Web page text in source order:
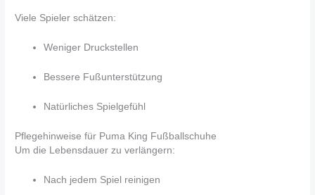
Viele Spieler schätzen:
Weniger Druckstellen
Bessere Fußunterstützung
Natürliches Spielgefühl
Pflegehinweise für Puma King Fußballschuhe
Um die Lebensdauer zu verlängern:
Nach jedem Spiel reinigen